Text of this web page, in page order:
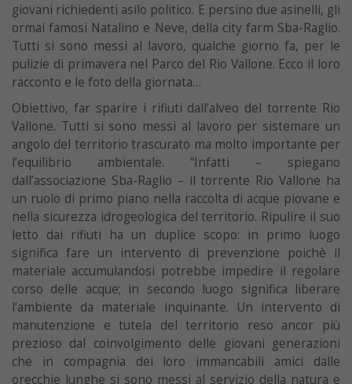
giovani richiedenti asilo politico. E persino due asinelli, gli
ormai famosi Natalino e Neve, della city farm Sba-Raglio.
Tutti si sono messi al lavoro, qualche giorno fa, per le
pulizie di primavera nel Parco del Rio Vallone. Ecco il loro
racconto e le foto della giornata…
Obiettivo, far sparire i rifiuti dall’alveo del torrente Rio
Vallone. Tutti si sono messi al lavoro per sistemare un
angolo del territorio trascurato ma molto importante per
l’equilibrio ambientale. “Infatti – spiegano
dall’associazione Sba-Raglio – il torrente Rio Vallone ha
un ruolo di primo piano nella raccolta di acque piovane e
nella sicurezza idrogeologica del territorio. Ripulire il suo
letto dai rifiuti ha un duplice scopo: in primo luogo
significa fare un intervento di prevenzione poichè il
materiale accumulandosi potrebbe impedire il regolare
corso delle acque; in secondo luogo significa liberare
l’ambiente da materiale inquinante. Un intervento di
manutenzione e tutela del territorio reso ancor più
prezioso dal coinvolgimento delle giovani generazioni
che in compagnia dei loro immancabili amici dalle
orecchie lunghe si sono messi al servizio della natura e